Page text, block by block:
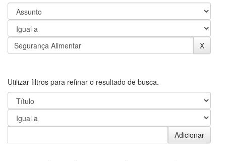
Utilizar filtros para refinar o resultado de busca.